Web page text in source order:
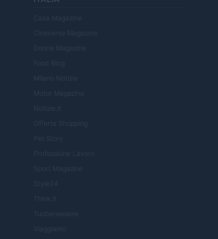
Casa Magazine
Cineverse Magazine
Donne Magazine
Food Blog
Milano Notizie
Motor Magazine
Notizie.it
Offerte Shopping
Pet Story
Professione Lavoro
Sport Magazine
Style24
Think.it
Tuobenessere
Viaggiamo